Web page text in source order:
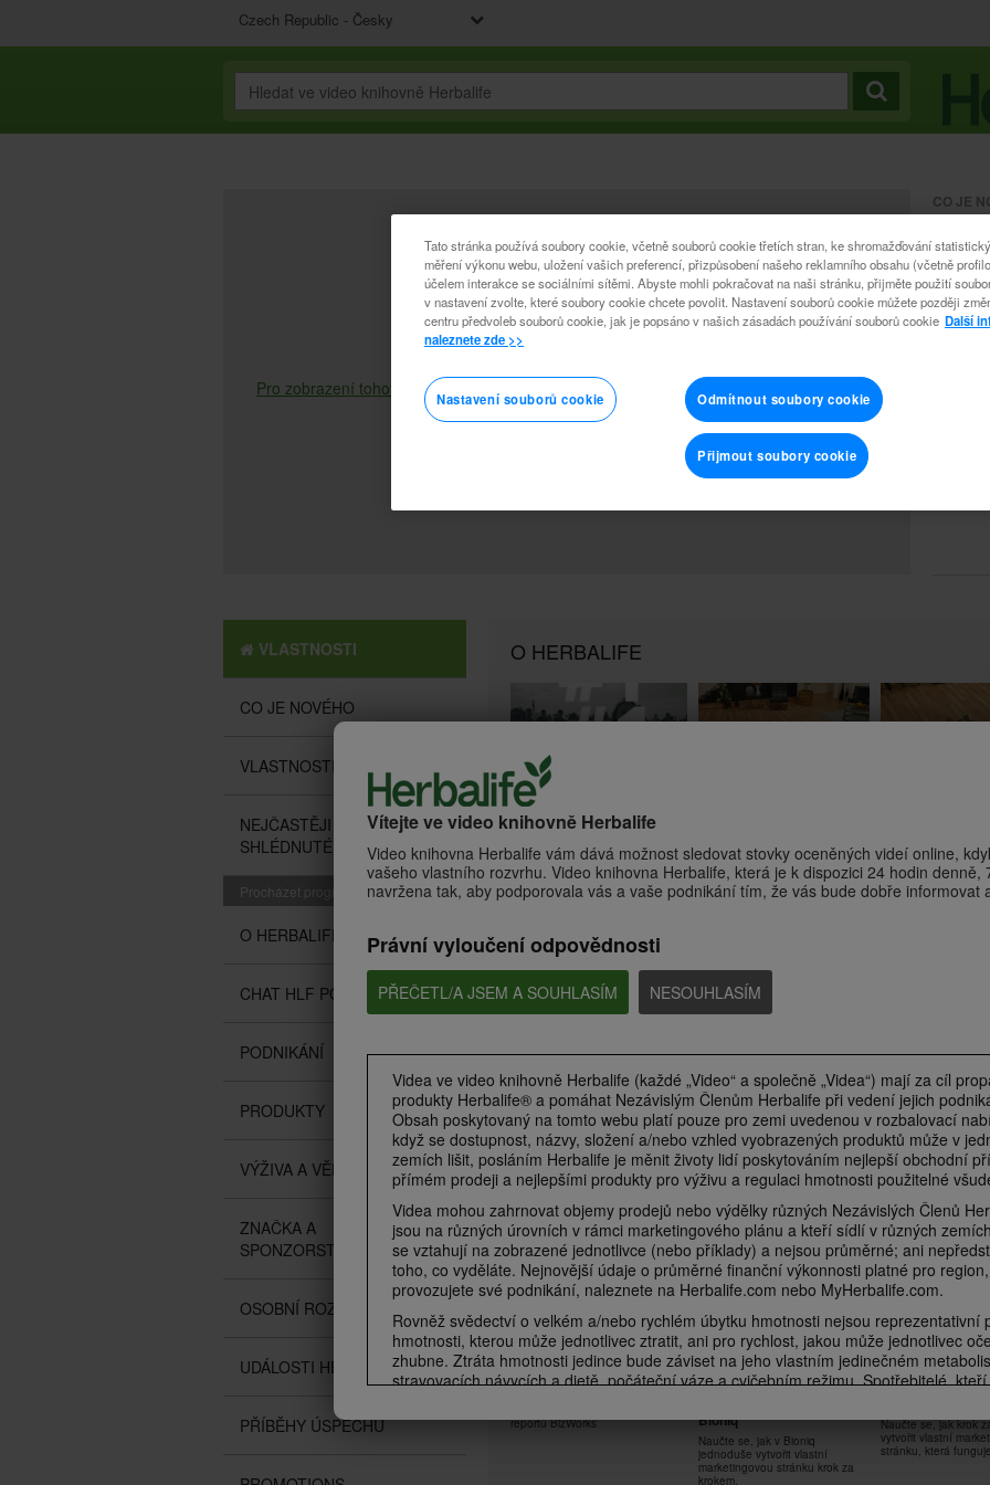
Czech Republic - Česky
Vítejte ve video knihovně Herbalife
Video knihovna Herbalife vám dává možnost sledovat stovky oceněných videí online,
vašeho vlastního rozvrhu. Video knihovna Herbalife, která je k dispozici 24 hodin denně,
navržena tak, aby podporovala vás a vaše podnikání tím, že vás bude dobře informovat
Právní vyloučení odpovědnosti
PŘEČETL/A JSEM A SOUHLASÍM NESOUHLASÍM
Videa ve video knihovně Herbalife (každé „Video“ a společně „Videa“) mají za cíl
produkty Herbalife® a pomáhat Nezávislým Členům Herbalife při vedení jejich
Obsah poskytovaný na tomto webu platí pouze pro zemi uvedenou v rozbalovací
když se dostupnost, názvy, složení a/nebo vzhled vyobrazených produktů může v
zemích lišit, posláním Herbalife je měnit životy lidí poskytováním nejlepší obchodní
přímém prodeji a nejlepšími produkty pro výživu a regulaci hmotnosti použitelné
Videa mohou zahrnovat objemy prodejů nebo výdělky různých Nezávislých Členů
jsou na různých úrovních v rámci marketingového plánu a kteří sídlí v různých
se vztahují na zobrazené jednotlivce (nebo příklady) a nejsou průměrné; ani
toho, co vyděláte. Nejnovější údaje o průměrné finanční výkonnosti platné pro
provozujete své podnikání, naleznete na Herbalife.com nebo MyHerbalife.com.
Rovněž svědectví o velkém a/nebo rychlém úbytku hmotnosti nejsou reprezentativní
hmotnosti, kterou může jednotlivec ztratit, ani pro rychlost, jakou může jednotlivec
zhubne. Ztráta hmotnosti jedince bude záviset na jeho vlastním jedinečném
stravovacích návycích a dietě, počáteční váze a cvičebním režimu. Spotřebitelé,
0,5 až 1 libry za týden. Účastníci 12týdenní slepé studie užívali Formuli 1 dvakrát
jako jídlo a jednou jako svačinu) s dietou se sníženým obsahem kalorií a cílem 30
denně. Účastníci dodržovali buď vysokoproteinovou dietu, nebo standardní
Účastníci v obou skupinách ztratili asi 8,5 liber. Informace týkající se nároků na
Pro zobrazení tohoto videa musíte být distributorem. Chcete-li to sledovat, přihlaste se
CO JE
Mark
Doba
VLASTNOSTI
CO JE NOVÉHO
VLASTNOSTI
NEJČASTĚJI
SHLÉDNUTÉ
Procházet programy
O HERBALIFE
CHAT HLF PODCAST
PODNIKÁNÍ
PRODUKTY
VÝŽIVA A VĚDA
ZNAČKA A
SPONZORSTVÍ
OSOBNÍ ROZVOJ
UDÁLOSTI HERBALIFE
PŘÍBĚHY ÚSPĚCHŮ
O HERBALIFE
Vítejte v Herbalife
Co představuje společnost
Herbalife?
udržení zdravé kondice + silové
kolo
udržení zdravé
kolo
7:55
Pořádně se zapotíte se
Samanthou Clayton
Silnější než kdy předtím se
Samanthou Clayton
7:03
Zaměřeno na střed těla se
Základní posilování středu těla na
podložce zaměřené na spalování
tuků + silové kolo navíc
6:46
Každé kolo v ringu se
Clayton
Šetrné kardio cvičení inspirované
boxem pro udržení zdravé
kondice + silové kolo
Poperte se s
Clayton
Šetrné kardio
boxem pro udržení
kondice
7:04
Posilování horní části těla pro
8:31
Dolní polovina na žebříku
Posilování dolní části těla
zaměřené na zvětšení svalové
hmoty
Střed těla na
Posilování středu těla
na zvětšení svalové
PODNIKÁNÍ
1:00:35
Jak využít HL Skin v praxi
reportů BizWorks
6:18
Jak vytvořit
Bioniq
Naučte se, jak v Bioniq
jednoduše vytvořit vlastní
marketingovou stránku krok za
krokem.
Jak vytvořit
Naučte se, jak krok
vytvořit vlastní
stránku, která funguje.
Tato stránka používá soubory cookie, včetně souborů cookie třetích stran, ke shromažďování
měření výkonu webu, uložení vašich preferencí, přizpůsobení našeho reklamního obsahu (včetně
účelem interakce se sociálními sítěmi. Abyste mohli pokračovat na naši stránku, přijměte použití
v nastavení zvolte, které soubory cookie chcete povolit. Nastavení souborů cookie můžete později
centru předvoleb souborů cookie, jak je popsáno v našich zásadách používání souborů cookie Další
naleznete zde >>
Odmítnout soubory cookie
Přijmout soubory cookie
Nastavení souborů cookie